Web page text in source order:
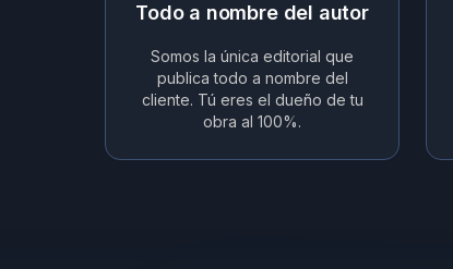
Todo a nombre del autor
Somos la única editorial que
publica todo a nombre del
cliente. Tú eres el dueño de tu
obra al 100%.